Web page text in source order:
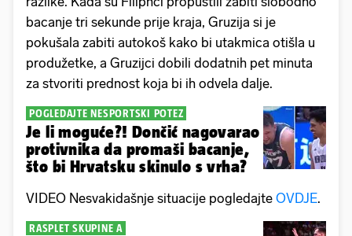
bacanje tri sekunde prije kraja, Gruzija si je
pokušala zabiti autokoš kako bi utakmica otišla u
produžetke, a Gruzijci dobili dodatnih pet minuta
za stvoriti prednost koja bi ih odvela dalje.
POGLEDAJTE NESPORTSKI POTEZ
Je li moguće?! Dončić nagovarao
protivnika da promaši bacanje,
što bi Hrvatsku skinulo s vrha?
VIDEO Nesvakidašnje situacije pogledajte OVDJE.
RASPLET SKUPINE A